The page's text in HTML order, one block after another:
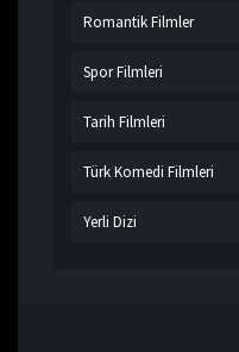
Romantik Filmler
Spor Filmleri
Tarih Filmleri
Türk Komedi Filmleri
Yerli Dizi